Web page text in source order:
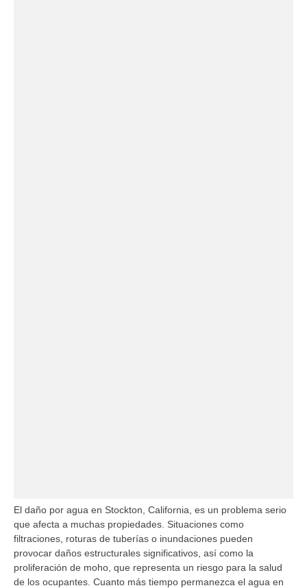
El daño por agua en Stockton, California, es un problema serio
que afecta a muchas propiedades. Situaciones como
filtraciones, roturas de tuberías o inundaciones pueden
provocar daños estructurales significativos, así como la
proliferación de moho, que representa un riesgo para la salud
de los ocupantes. Cuanto más tiempo permanezca el agua en